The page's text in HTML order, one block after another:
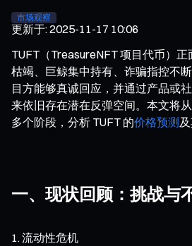
市场观察
更新于:2025-11-17 10:06
TUFT（TreasureNFT 项目代币）
枯竭、巨鲸集中持有、诈骗指控不
目方能够真诚回应，并通过产品或
来依旧存在潜在反弹空间。本文将
多个阶段，分析 TUFT 的价格预测
一、现状回顾：挑战与
流动性危机